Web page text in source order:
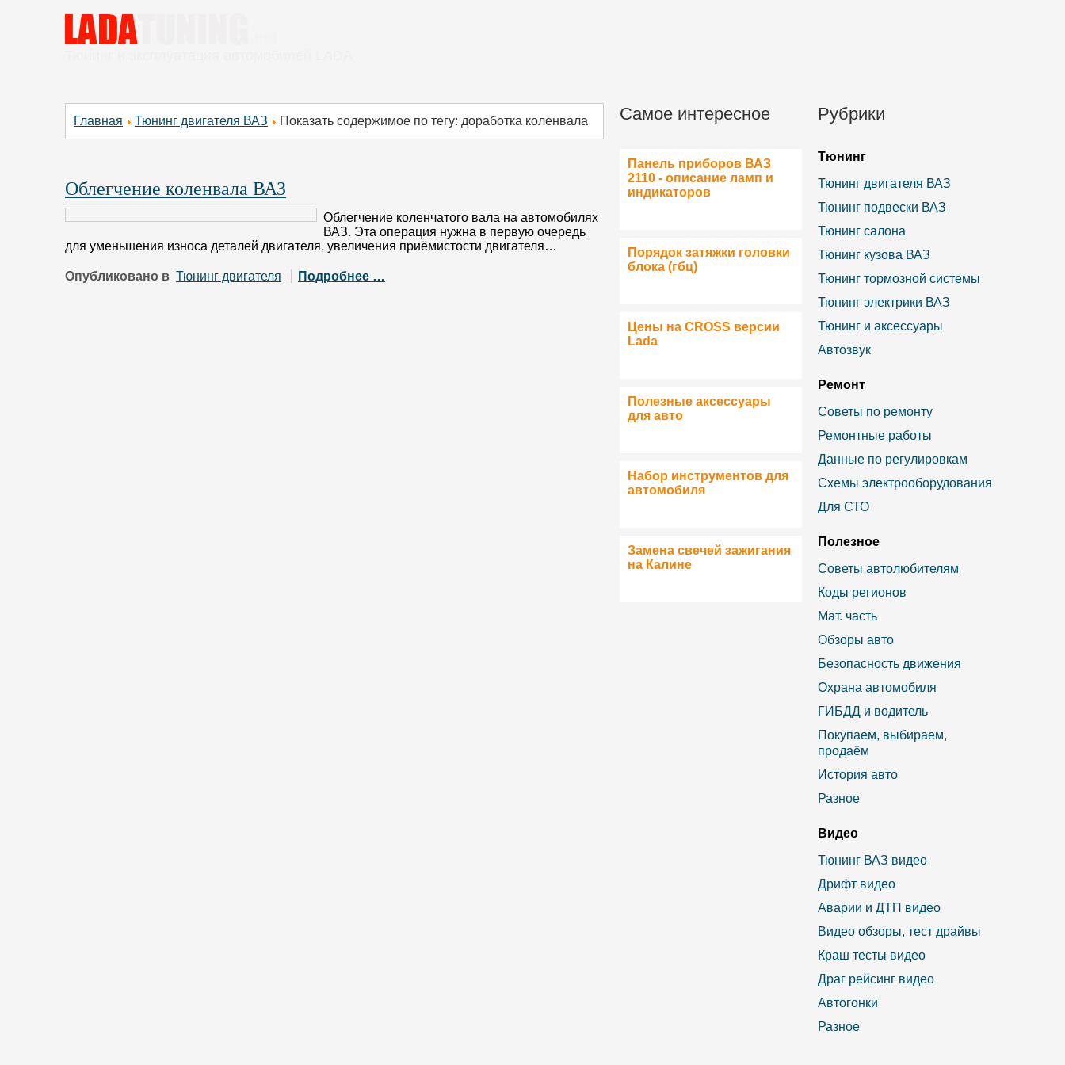
Главная Тюнинг двигателя ВАЗ Показать содержимое по тегу: доработка коленвала
Облегчение коленвала ВАЗ
Облегчение коленчатого вала на автомобилях
ВАЗ. Эта операция нужна в первую очередь
для уменьшения износа деталей двигателя, увеличения приёмистости двигателя…
Опубликовано в Тюнинг двигателя Подробнее …
Самое интересное
Панель приборов ВАЗ
2110 - описание ламп и
индикаторов
Порядок затяжки головки
блока (гбц)
Цены на CROSS версии
Lada
Полезные аксессуары
для авто
Набор инструментов для
автомобиля
Замена свечей зажигания
на Калине
Рубрики
Тюнинг
Тюнинг двигателя ВАЗ
Тюнинг подвески ВАЗ
Тюнинг салона
Тюнинг кузова ВАЗ
Тюнинг тормозной системы
Тюнинг электрики ВАЗ
Тюнинг и аксессуары
Автозвук
Ремонт
Советы по ремонту
Ремонтные работы
Данные по регулировкам
Схемы электрооборудования
Для СТО
Полезное
Советы автолюбителям
Коды регионов
Мат. часть
Обзоры авто
Безопасность движения
Охрана автомобиля
ГИБДД и водитель
Покупаем, выбираем,
продаём
История авто
Разное
Видео
Тюнинг ВАЗ видео
Дрифт видео
Аварии и ДТП видео
Видео обзоры, тест драйвы
Краш тесты видео
Драг рейсинг видео
Автогонки
Разное